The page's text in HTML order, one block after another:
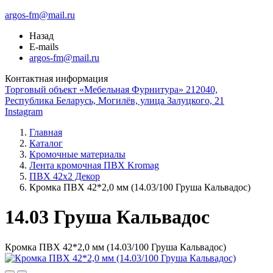
argos-fm@mail.ru
Назад
E-mails
argos-fm@mail.ru
Контактная информация
Торговый объект «Мебельная Фурнитура» 212040,
Республика Беларусь, Могилёв, улица Залуцкого, 21
Instagram
Главная
Каталог
Кромочные материалы
Лента кромочная ПВХ Kromag
ПВХ 42x2 Декор
Кромка ПВХ 42*2,0 мм (14.03/100 Груша Кальвадос)
14.03 Груша Кальвадос
Кромка ПВХ 42*2,0 мм (14.03/100 Груша Кальвадос)